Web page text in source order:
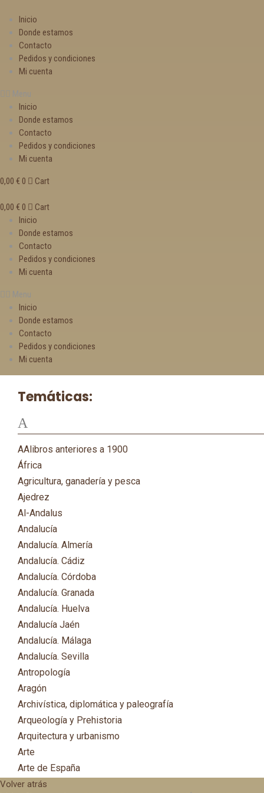
Inicio
Donde estamos
Contacto
Pedidos y condiciones
Mi cuenta
Menu
Inicio
Donde estamos
Contacto
Pedidos y condiciones
Mi cuenta
0,00 € 0 Cart
0,00 € 0
Cart
Inicio
Donde estamos
Contacto
Pedidos y condiciones
Mi cuenta
Menu
Inicio
Donde estamos
Contacto
Pedidos y condiciones
Mi cuenta
Temáticas:
A
AAlibros anteriores a 1900
África
Agricultura, ganadería y pesca
Ajedrez
Al-Andalus
Andalucía
Andalucía. Almería
Andalucía. Cádiz
Andalucía. Córdoba
Andalucía. Granada
Andalucía. Huelva
Andalucía Jaén
Andalucía. Málaga
Andalucía. Sevilla
Antropología
Aragón
Archivística, diplomática y paleografía
Arqueología y Prehistoria
Arquitectura y urbanismo
Arte
Arte de España
Asia
Volver atrás